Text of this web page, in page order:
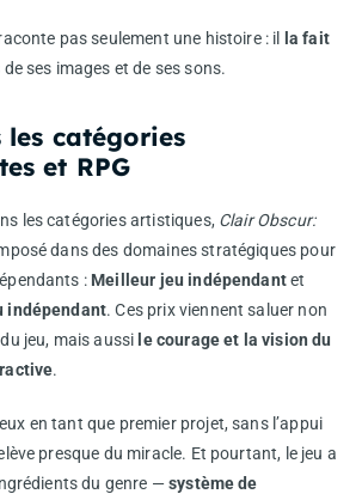
pas seulement une histoire : il
la fait
ses images et de ses sons.
les catégories
et RPG
les catégories artistiques, Clair Obscur:
dans des domaines stratégiques pour
: Meilleur jeu indépendantet
indépendant. Ces prix viennent saluer non
jeu, mais aussi le courage et la vision du
.
en tant que premier projet, sans l’appui
presque du miracle. Et pourtant, le jeu a
du genre —système de